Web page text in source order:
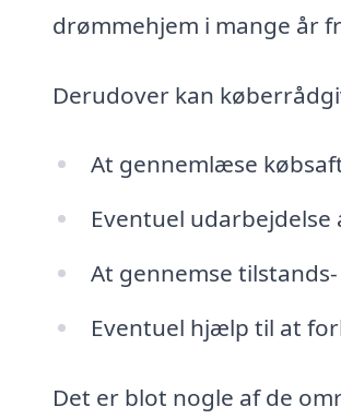
drømmehjem i mange år
Derudover kan
At gennemlæse
Eventuel
At gennemse
Eventuel hjælp til at
Det er blot nogle af de